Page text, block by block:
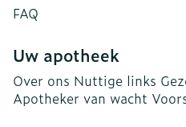
FAQ
Uw apotheek
Over ons Nuttige links
Apotheker van wacht